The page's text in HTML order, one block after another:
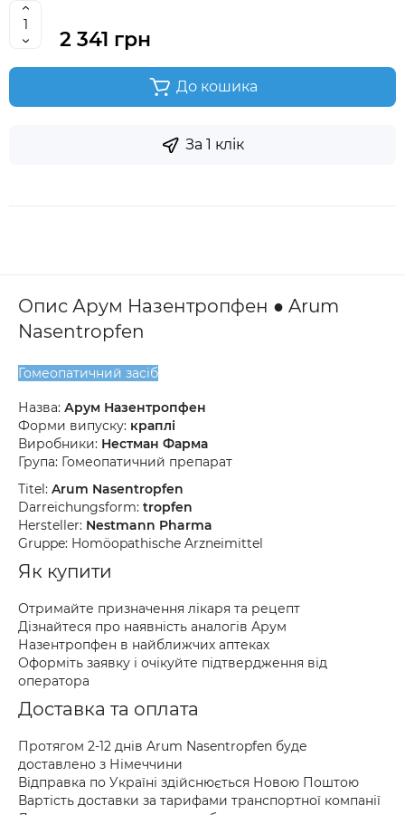
2 341 грн
До кошика
За 1 клік
Опис Арум Назентропфен ● Arum
Nasentropfen
Гомеопатичний засіб
Назва: Арум Назентропфен
Форми випуску: краплі
Виробники: Нестман Фарма
Група: Гомеопатичний препарат
Titel: Arum Nasentropfen
Darreichungsform: tropfen
Hersteller: Nestmann Pharma
Gruppe: Homöopathische Arzneimittel
Як купити
Отримайте призначення лікаря та рецепт
Дізнайтеся про наявність аналогів Арум
Назентропфен в найближчих аптеках
Оформіть заявку і очікуйте підтвердження від
оператора
Доставка та оплата
Протягом 2-12 днів Arum Nasentropfen буде
доставлено з Німеччини
Відправка по Україні здійснюється Новою Поштою
Вартість доставки за тарифами транспортної компанії